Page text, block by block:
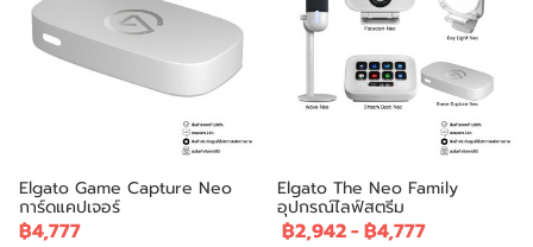
Elgato Game Capture Neo
การ์ดแคปเจอร์
฿4,777
Elgato The Neo Family
อุปกรณ์ไลฟ์สตรีม
฿2,942- ฿4,777